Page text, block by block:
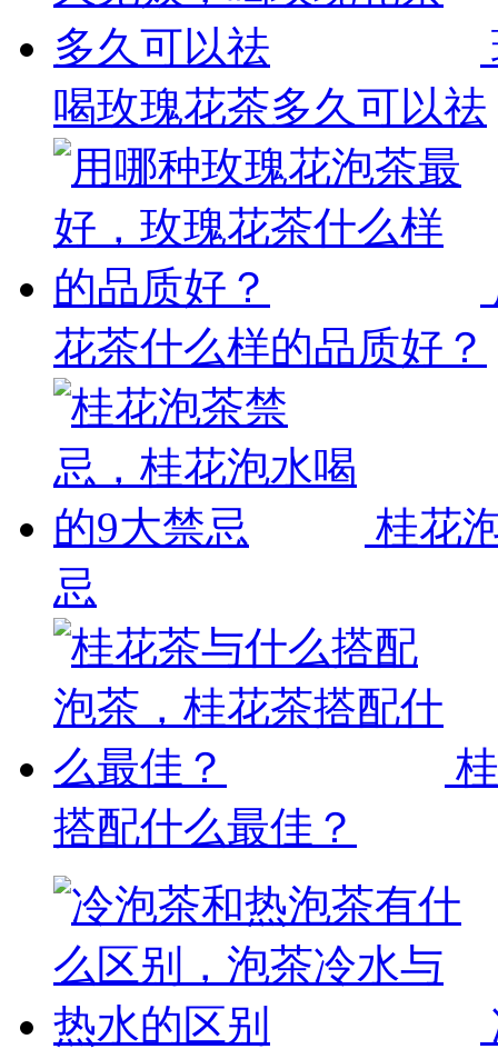
喝玫瑰花茶多久可以祛
花茶什么样的品质好？
桂花
忌
搭配什么最佳？